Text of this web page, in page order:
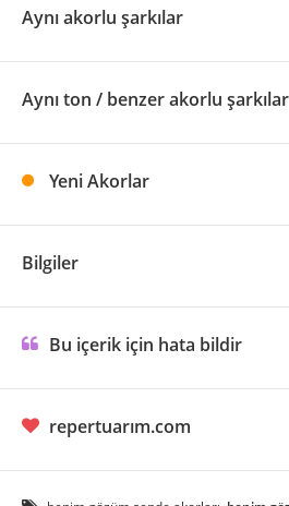
Aynı akorlu şarkılar
Aynı ton / benzer akorlu şarkılar
Yeni Akorlar
Bilgiler
Bu içerik için hata bildir
repertuarım.com